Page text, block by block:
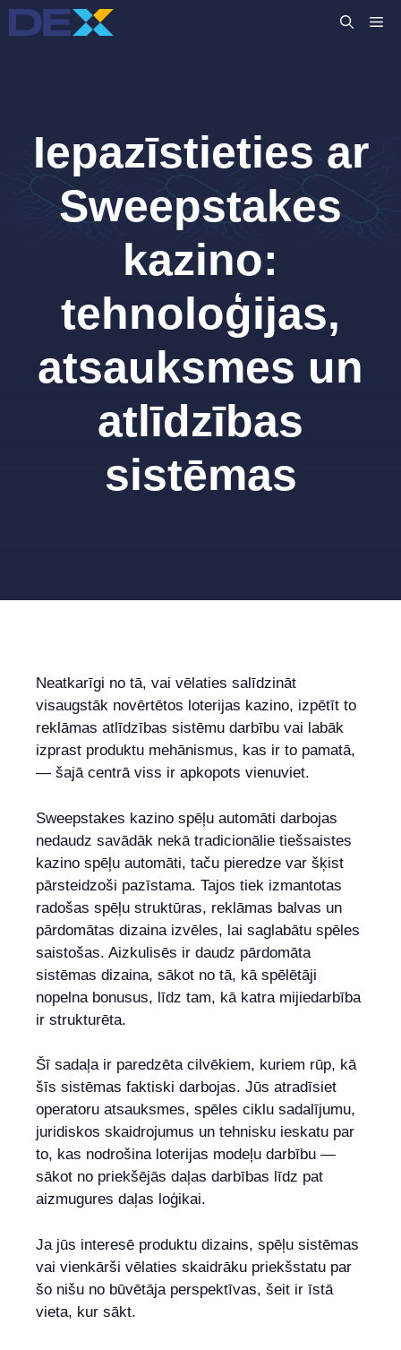
Skip
to
Iepazīstieties ar
Sweepstakes
kazino:
tehnoloģijas,
atsauksmes un
atlīdzības
sistēmas
Neatkarīgi no tā, vai vēlaties salīdzināt
visaugstāk novērtētos loterijas kazino, izpētīt to
reklāmas atlīdzības sistēmu darbību vai labāk
izprast produktu mehānismus, kas ir to pamatā,
— šajā centrā viss ir apkopots vienuviet.
Sweepstakes kazino spēļu automāti darbojas
nedaudz savādāk nekā tradicionālie tiešsaistes
kazino spēļu automāti, taču pieredze var šķist
pārsteidzoši pazīstama. Tajos tiek izmantotas
radošas spēļu struktūras, reklāmas balvas un
pārdomātas dizaina izvēles, lai saglabātu spēles
saistošas. Aizkulisēs ir daudz pārdomāta
sistēmas dizaina, sākot no tā, kā spēlētāji
nopelna bonusus, līdz tam, kā katra mijiedarbība
ir strukturēta.
Šī sadaļa ir paredzēta cilvēkiem, kuriem rūp, kā
šīs sistēmas faktiski darbojas. Jūs atradīsiet
operatoru atsauksmes, spēles ciklu sadalījumu,
juridiskos skaidrojumus un tehnisku ieskatu par
to, kas nodrošina loterijas modeļu darbību —
sākot no priekšējās daļas darbības līdz pat
aizmugures daļas loģikai.
Ja jūs interesē produktu dizains, spēļu sistēmas
vai vienkārši vēlaties skaidrāku priekšstatu par
šo nišu no būvētāja perspektīvas, šeit ir īstā
vieta, kur sākt.